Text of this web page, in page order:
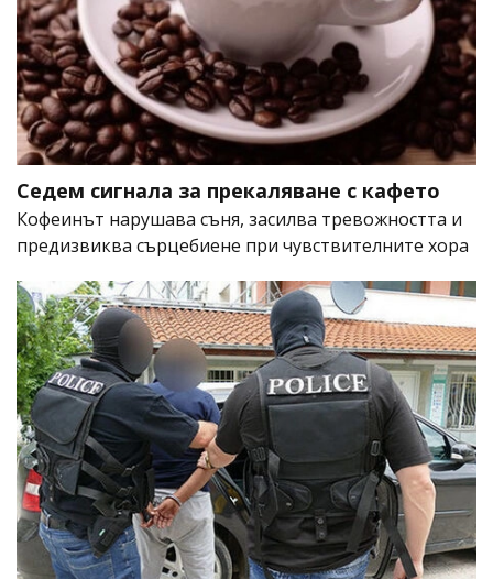
Седем сигнала за прекаляване с кафето
Кофеинът нарушава съня, засилва тревожността и
предизвиква сърцебиене при чувствителните хора